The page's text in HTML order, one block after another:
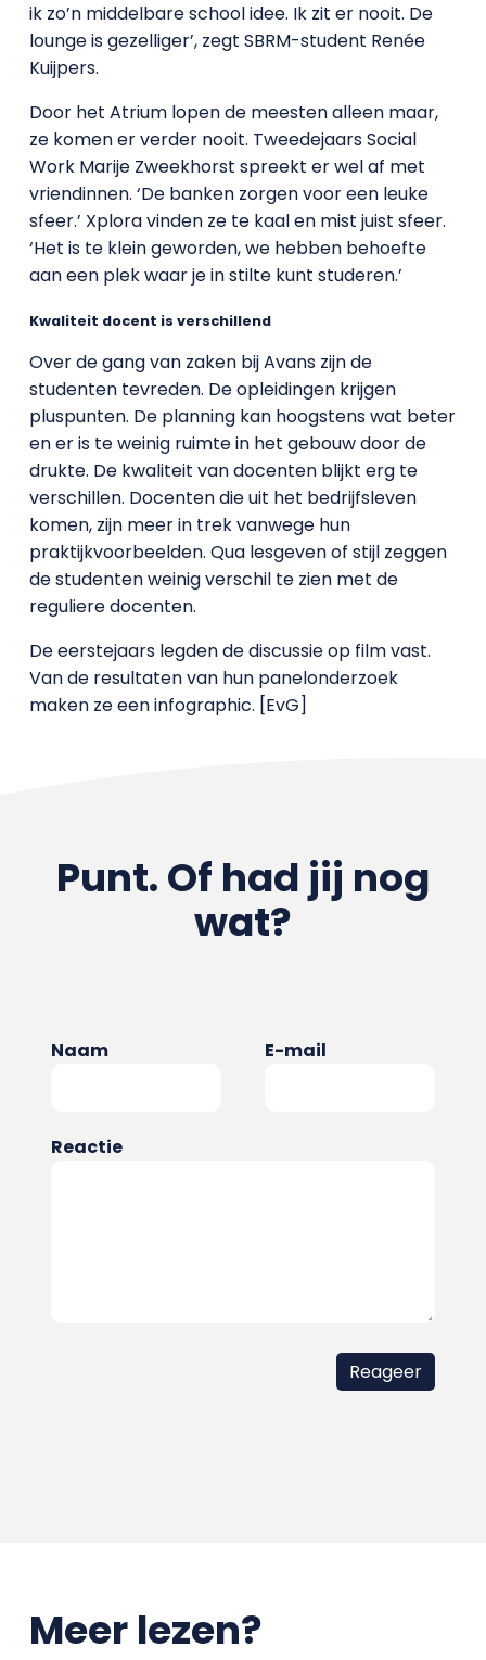
ik zo’n middelbare school idee. Ik zit er nooit. De
lounge is gezelliger’, zegt SBRM-student Renée
Kuijpers.
Door het Atrium lopen de meesten alleen maar,
ze komen er verder nooit. Tweedejaars Social
Work Marije Zweekhorst spreekt er wel af met
vriendinnen. ‘De banken zorgen voor een leuke
sfeer.’ Xplora vinden ze te kaal en mist juist sfeer.
‘Het is te klein geworden, we hebben behoefte
aan een plek waar je in stilte kunt studeren.’
Kwaliteit docent is verschillend
Over de gang van zaken bij Avans zijn de
studenten tevreden. De opleidingen krijgen
pluspunten. De planning kan hoogstens wat beter
en er is te weinig ruimte in het gebouw door de
drukte. De kwaliteit van docenten blijkt erg te
verschillen. Docenten die uit het bedrijfsleven
komen, zijn meer in trek vanwege hun
praktijkvoorbeelden. Qua lesgeven of stijl zeggen
de studenten weinig verschil te zien met de
reguliere docenten.
De eerstejaars legden de discussie op film vast.
Van de resultaten van hun panelonderzoek
maken ze een infographic. [EvG]
Punt. Of had jij nog
wat?
Naam E-mail
Reactie
Meer lezen?